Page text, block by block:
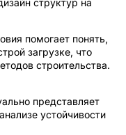
помогает понять,
загрузке, что
строительства.
представляет
устойчивости